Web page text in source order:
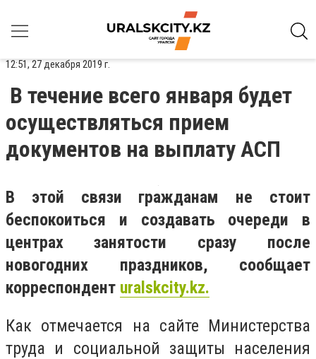
12:51, 27 декабря 2019 г.
В течение всего января будет
осуществляться прием
документов на выплату АСП
В этой связи гражданам не стоит
беспокоиться и создавать очереди в
центрах занятости сразу после
новогодних праздников, сообщает
корреспондент uralskcity.kz.
Как отмечается на сайте Министерства
труда и социальной защиты населения